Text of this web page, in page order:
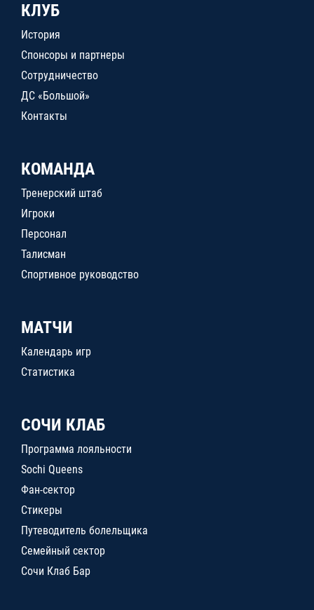
КЛУБ
История
Спонсоры и партнеры
Сотрудничество
ДС «Большой»
Контакты
КОМАНДА
Тренерский штаб
Игроки
Персонал
Талисман
Спортивное руководство
МАТЧИ
Календарь игр
Статистика
СОЧИ КЛАБ
Программа лояльности
Sochi Queens
Фан-сектор
Стикеры
Путеводитель болельщика
Семейный сектор
Сочи Клаб Бар